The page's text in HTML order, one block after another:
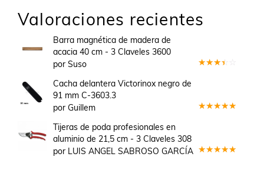
Valoraciones recientes
Barra magnética de madera de
acacia 40 cm - 3 Claveles 3600
por Suso
Cacha delantera Victorinox negro de
91 mm C-3603.3
por Guillem
Tijeras de poda profesionales en
aluminio de 21,5 cm - 3 Claveles 308
por LUIS ANGEL SABROSO GARCÍA